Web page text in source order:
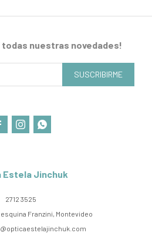
Estela Jinchuk
2712 3525
Franzini, Montevideo
todas nuestras novedades!
SUSCRIBIRME
 